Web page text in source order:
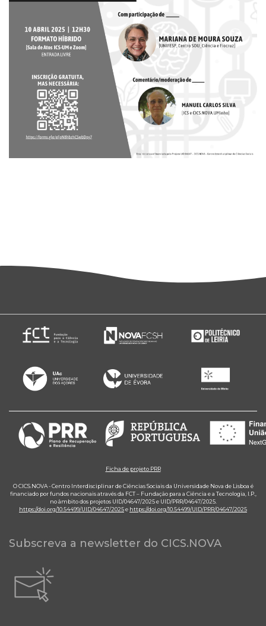
Ficha de projeto PRR
O CICS.NOVA - Centro Interdisciplinar de Ciências Sociais da Universidade Nova de Lisboa é
financiado por fundos nacionais através da FCT – Fundação para a Ciência e a Tecnologia, I.P.,
no âmbito dos projetos UID/04647/2025 e UID/PRR/04647/2025.
https://doi.org/10.54499/UID/04647/2025e https://doi.org/10.54499/UID/PRR/04647/2025
Subscreva a newsletter do CICS.NOVA